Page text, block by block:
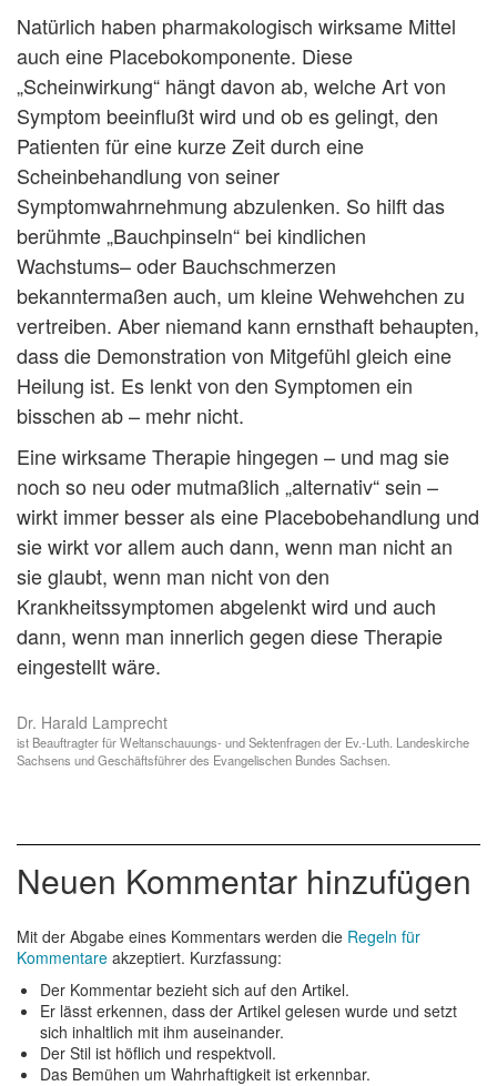
Natürlich haben pharmakologisch wirksame Mittel
auch eine Placebokomponente. Diese
„Scheinwirkung“ hängt davon ab, welche Art von
Symptom beeinflußt wird und ob es gelingt, den
Patienten für eine kurze Zeit durch eine
Scheinbehandlung von seiner
Symptomwahrnehmung abzulenken. So hilft das
berühmte „Bauchpinseln“ bei kindlichen
Wachstums– oder Bauchschmerzen
bekanntermaßen auch, um kleine Wehwehchen zu
vertreiben. Aber niemand kann ernsthaft behaupten,
dass die Demonstration von Mitgefühl gleich eine
Heilung ist. Es lenkt von den Symptomen ein
bisschen ab – mehr nicht.
Eine wirksame Therapie hingegen – und mag sie
noch so neu oder mutmaßlich „alternativ“ sein –
wirkt immer besser als eine Placebobehandlung und
sie wirkt vor allem auch dann, wenn man nicht an
sie glaubt, wenn man nicht von den
Krankheitssymptomen abgelenkt wird und auch
dann, wenn man innerlich gegen diese Therapie
eingestellt wäre.
Dr. Harald Lamprecht
ist Beauftragter für Weltanschauungs- und Sektenfragen der Ev.-Luth. Landeskirche
Sachsens und Geschäftsführer des Evangelischen Bundes Sachsen.
Neuen Kommentar hinzufügen
Mit der Abgabe eines Kommentars werden die Regeln für
Kommentare akzeptiert. Kurzfassung:
Der Kommentar bezieht sich auf den Artikel.
Er lässt erkennen, dass der Artikel gelesen wurde und setzt
sich inhaltlich mit ihm auseinander.
Der Stil ist höflich und respektvoll.
Das Bemühen um Wahrhaftigkeit ist erkennbar.